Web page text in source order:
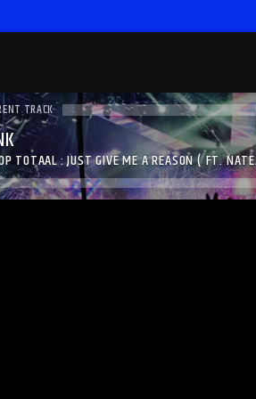
TRACK
TOTAAL : JUST GIVE ME A REASON ( FT. NATE